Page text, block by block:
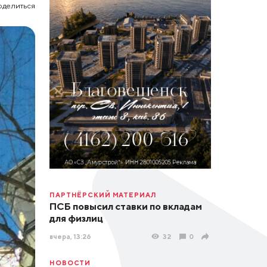
ПАРТНЁРСКИЙ МАТЕРИАЛ
ПСБ повысил ставки по вкладам
для физлиц
вчера, 13:26 32 0
НОВОСТИ